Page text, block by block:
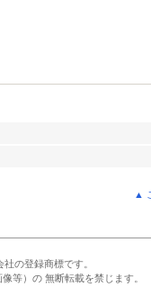
▲
の登録商標です。
等）の 無断転載を禁じます。